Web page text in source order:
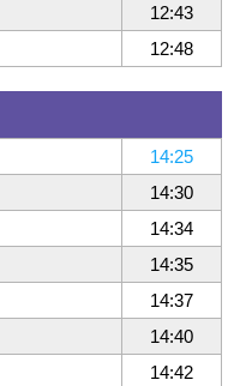
12:43
12:48
14:25
14:30
14:34
14:35
14:37
14:40
14:42